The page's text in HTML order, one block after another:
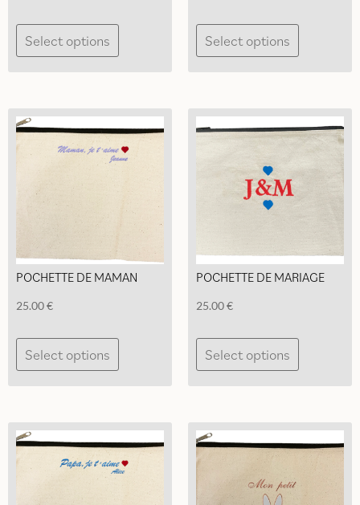
Select options Select options
POCHETTE DE MAMAN
25.00€
Select options
POCHETTE DE MARIAGE
25.00€
Select options